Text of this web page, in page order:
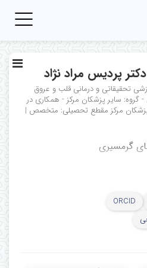
پردیس مراد نژاد
تحقیقاتی و درمانی قلب و عروق
گروه: سایر پزشکان مرکز - همکاری در
مرکز مقطع تحصیلی: متخصص |
گرمسیری
ORCID